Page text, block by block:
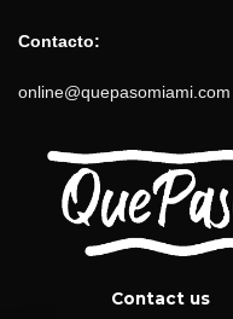
Contacto:
online@quepasomiami.com
Contact us